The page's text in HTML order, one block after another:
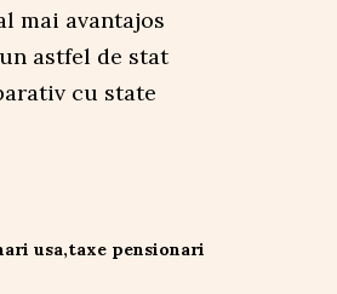
mai avantajos
astfel de stat
cu state
usa taxe pensionari